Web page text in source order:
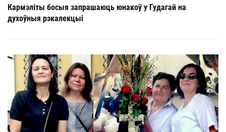
Кармэліты босыя запрашаюць юнакоў у Гудагай на
духоўныя рэкалекцыі